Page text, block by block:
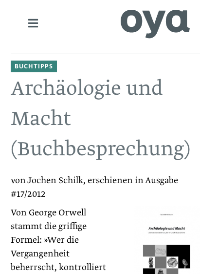
BUCHTIPPS
Archäologie und
Macht
(Buchbesprechung)
von Jochen Schilk, erschienen in Ausgabe
#17/2012
Von George Orwell
stammt die griffige
Formel: »Wer die
Vergangenheit
beherrscht, kontrolliert